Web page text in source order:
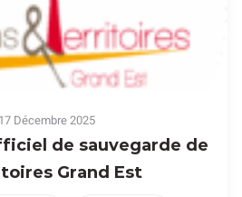
Décembre 2025
de sauvegarde de
Grand Est